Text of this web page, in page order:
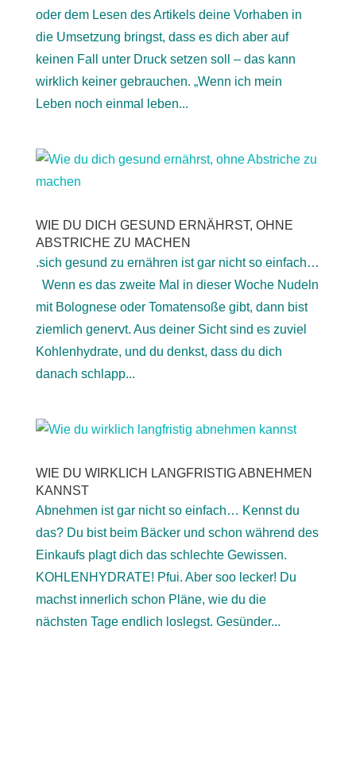
oder dem Lesen des Artikels deine Vorhaben in
die Umsetzung bringst, dass es dich aber auf
keinen Fall unter Druck setzen soll – das kann
wirklich keiner gebrauchen. „Wenn ich mein
Leben noch einmal leben...
WIE DU DICH GESUND ERNÄHRST, OHNE
ABSTRICHE ZU MACHEN
.sich gesund zu ernähren ist gar nicht so einfach…
Wenn es das zweite Mal in dieser Woche Nudeln
mit Bolognese oder Tomatensoße gibt, dann bist
ziemlich genervt. Aus deiner Sicht sind es zuviel
Kohlenhydrate, und du denkst, dass du dich
danach schlapp...
WIE DU WIRKLICH LANGFRISTIG ABNEHMEN
KANNST
Abnehmen ist gar nicht so einfach… Kennst du
das? Du bist beim Bäcker und schon während des
Einkaufs plagt dich das schlechte Gewissen.
KOHLENHYDRATE! Pfui. Aber soo lecker! Du
machst innerlich schon Pläne, wie du die
nächsten Tage endlich loslegst. Gesünder...